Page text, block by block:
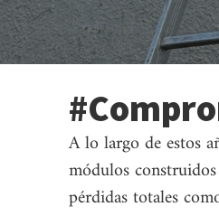
A lo largo de estos
módulos
pérdidas totales